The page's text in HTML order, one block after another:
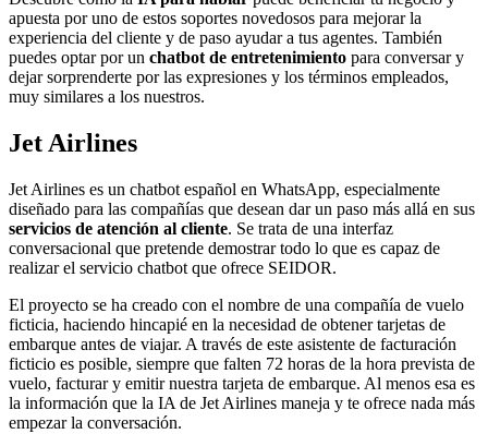
apuesta por uno de estos soportes novedosos para mejorar la
experiencia del cliente y de paso ayudar a tus agentes. También
puedes optar por un chatbot de entretenimiento para conversar y
dejar sorprenderte por las expresiones y los términos empleados,
muy similares a los nuestros.
Jet Airlines
Jet Airlines es un chatbot español en WhatsApp, especialmente
diseñado para las compañías que desean dar un paso más allá en sus
servicios de atención al cliente. Se trata de una interfaz
conversacional que pretende demostrar todo lo que es capaz de
realizar el servicio chatbot que ofrece SEIDOR.
El proyecto se ha creado con el nombre de una compañía de vuelo
ficticia, haciendo hincapié en la necesidad de obtener tarjetas de
embarque antes de viajar. A través de este asistente de facturación
ficticio es posible, siempre que falten 72 horas de la hora prevista de
vuelo, facturar y emitir nuestra tarjeta de embarque. Al menos esa es
la información que la IA de Jet Airlines maneja y te ofrece nada más
empezar la conversación.